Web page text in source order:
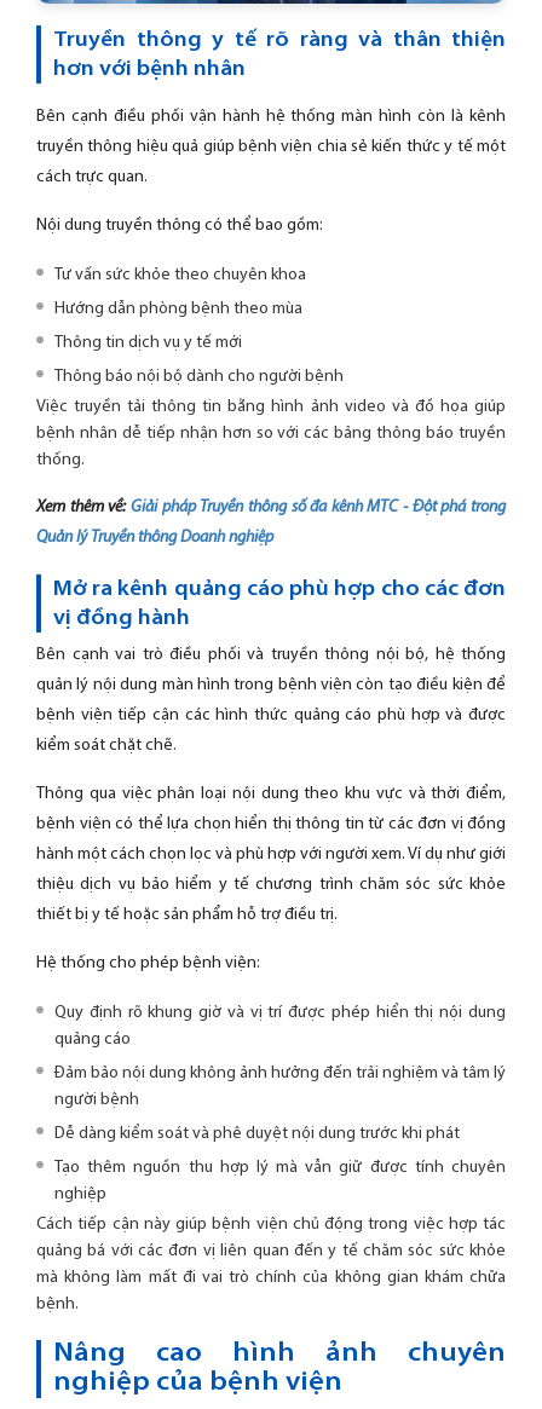
Truyền thông y tế rõ ràng và thân thiện
hơn với bệnh nhân
Bên cạnh điều phối vận hành hệ thống màn hình còn là kênh
truyền thông hiệu quả giúp bệnh viện chia sẻ kiến thức y tế một
cách trực quan.
Nội dung truyền thông có thể bao gồm:
Tư vấn sức khỏe theo chuyên khoa
Hướng dẫn phòng bệnh theo mùa
Thông tin dịch vụ y tế mới
Thông báo nội bộ dành cho người bệnh
Việc truyền tải thông tin bằng hình ảnh video và đồ họa giúp
bệnh nhân dễ tiếp nhận hơn so với các bảng thông báo truyền
thống.
Xem thêm về: Giải pháp Truyền thông số đa kênh MTC - Đột phá trong
Quản lý Truyền thông Doanh nghiệp
Mở ra kênh quảng cáo phù hợp cho các đơn
vị đồng hành
Bên cạnh vai trò điều phối và truyền thông nội bộ, hệ thống
quản lý nội dung màn hình trong bệnh viện còn tạo điều kiện để
bệnh viện tiếp cận các hình thức quảng cáo phù hợp và được
kiểm soát chặt chẽ.
Thông qua việc phân loại nội dung theo khu vực và thời điểm,
bệnh viện có thể lựa chọn hiển thị thông tin từ các đơn vị đồng
hành một cách chọn lọc và phù hợp với người xem. Ví dụ như giới
thiệu dịch vụ bảo hiểm y tế chương trình chăm sóc sức khỏe
thiết bị y tế hoặc sản phẩm hỗ trợ điều trị.
Hệ thống cho phép bệnh viện:
Quy định rõ khung giờ và vị trí được phép hiển thị nội dung
quảng cáo
Đảm bảo nội dung không ảnh hưởng đến trải nghiệm và tâm lý
người bệnh
Dễ dàng kiểm soát và phê duyệt nội dung trước khi phát
Tạo thêm nguồn thu hợp lý mà vẫn giữ được tính chuyên
nghiệp
Cách tiếp cận này giúp bệnh viện chủ động trong việc hợp tác
quảng bá với các đơn vị liên quan đến y tế chăm sóc sức khỏe
mà không làm mất đi vai trò chính của không gian khám chữa
bệnh.
Nâng cao hình ảnh chuyên
nghiệp của bệnh viện